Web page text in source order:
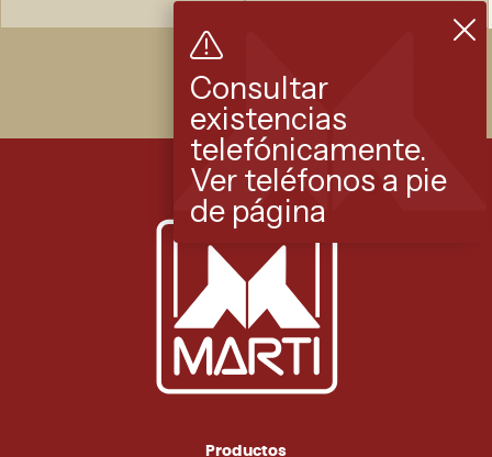
Productos
Consultar
existencias
telefónicamente.
Ver teléfonos a pie
de página